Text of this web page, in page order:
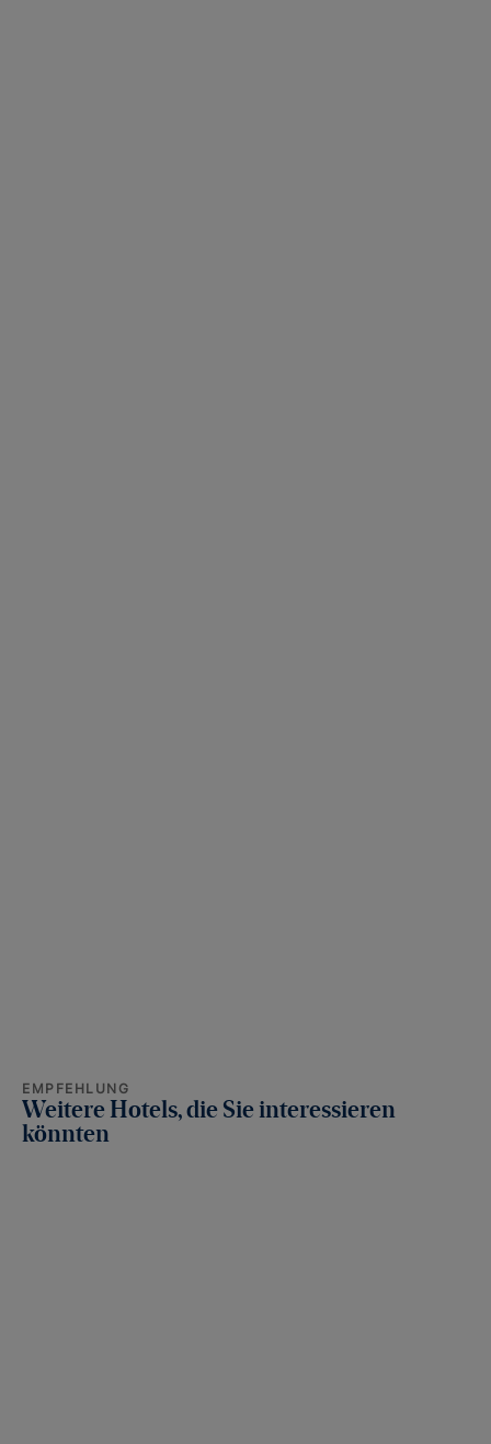
EMPFEHLUNG
Weitere Hotels, die Sie interessieren
könnten